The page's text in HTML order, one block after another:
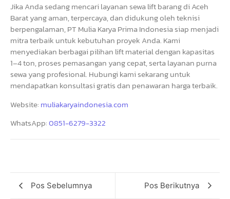
Jika Anda sedang mencari layanan sewa lift barang di Aceh
Barat yang aman, terpercaya, dan didukung oleh teknisi
berpengalaman, PT Mulia Karya Prima Indonesia siap menjadi
mitra terbaik untuk kebutuhan proyek Anda. Kami
menyediakan berbagai pilihan lift material dengan kapasitas
1–4 ton, proses pemasangan yang cepat, serta layanan purna
sewa yang profesional. Hubungi kami sekarang untuk
mendapatkan konsultasi gratis dan penawaran harga terbaik.
Website: muliakaryaindonesia.com
WhatsApp:0851-6279-3322
Pos Sebelumnya Pos Berikutnya